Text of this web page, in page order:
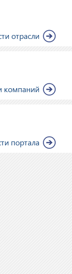
отрасли
компаний
портала